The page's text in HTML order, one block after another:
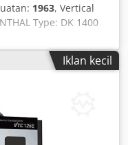
1963, Vertical
Type: DK 1400
Max. turning
mm Automatic turret
0.063 - 3.15
For further
Hryofx Aageha
dimensions:
Weight 16 t Good
Iklan kecil